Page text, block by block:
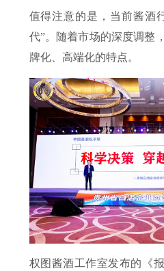
值得注意的是，当前酱酒
代”。随着市场的深度调整
牌化、高端化的特点。
权图酱酒工作室发布的《